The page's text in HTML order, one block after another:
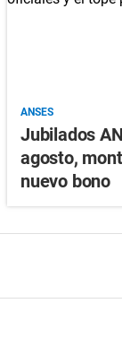
ANSES
Jubilados
agosto,
nuevo bono